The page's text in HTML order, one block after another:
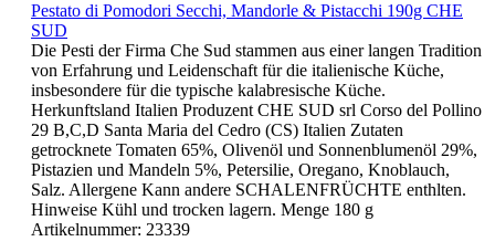
Pestato di Pomodori Secchi, Mandorle & Pistacchi 190g CHE
SUD
Die Pesti der Firma Che Sud stammen aus einer langen Tradition
von Erfahrung und Leidenschaft für die italienische Küche,
insbesondere für die typische kalabresische Küche.
Herkunftsland Italien Produzent CHE SUD srl Corso del Pollino
29 B,C,D Santa Maria del Cedro (CS) Italien Zutaten
getrocknete Tomaten 65%, Olivenöl und Sonnenblumenöl 29%,
Pistazien und Mandeln 5%, Petersilie, Oregano, Knoblauch,
Salz. Allergene Kann andere SCHALENFRÜCHTE enthlten.
Hinweise Kühl und trocken lagern. Menge 180 g
Artikelnummer: 23339